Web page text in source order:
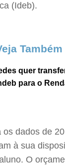
(Ideb).
Também
quer
para o
os dados de
à sua
O